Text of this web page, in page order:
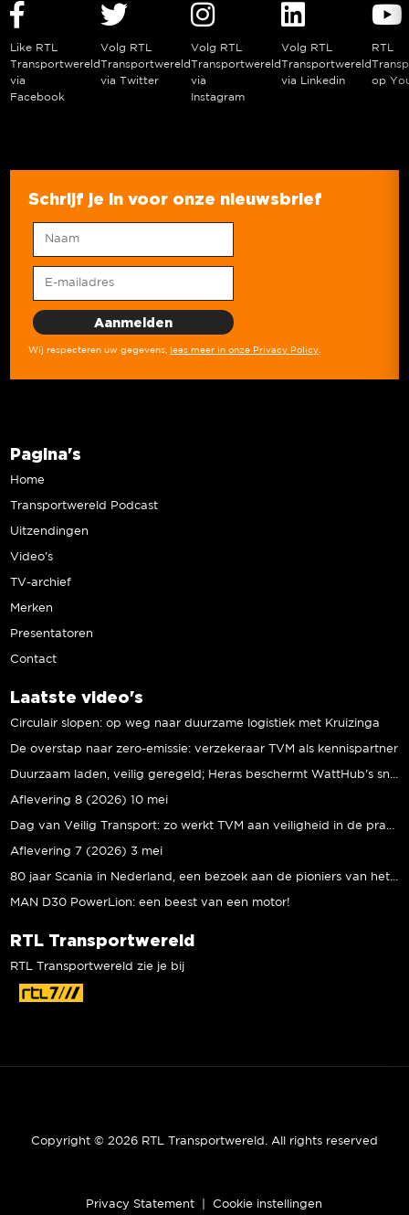
Like RTL
Transportwereld
via
Facebook
Volg RTL
Transportwereld
via Twitter
Volg RTL
Transportwereld
via
Instagram
Volg RTL
Transportwereld
via Linkedin
RTL
op
Schrijf je in voor onze nieuwsbrief
Wij respecteren uw gegevens, lees meer in onze Privacy Policy
Pagina's
Home
Transportwereld Podcast
Uitzendingen
Video’s
TV-archief
Merken
Presentatoren
Contact
Laatste video's
Circulair slopen: op weg naar duurzame logistiek met Kruizinga
De overstap naar zero-emissie: verzekeraar TVM als kennispartner
Aflevering 8 (2026) 10 mei
Aflevering 7 (2026) 3 mei
MAN D30 PowerLion: een beest van een motor!
RTL Transportwereld
RTL Transportwereld zie je bij
Copyright © 2026 RTL Transportwereld. All rights reserved
Privacy Statement Cookie instellingen